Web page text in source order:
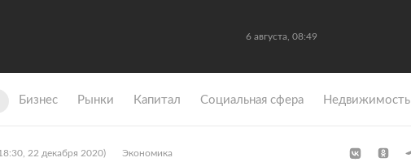
6 августа, 08:49
Бизнес Рынки Капитал Социальная сфера Недвижимость
22 декабря 2020) Экономика